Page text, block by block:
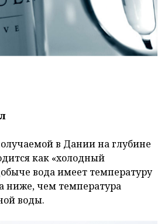
в Дании на глубине
как «холодный
вода имеет температуру
ниже, чем температура
воды.